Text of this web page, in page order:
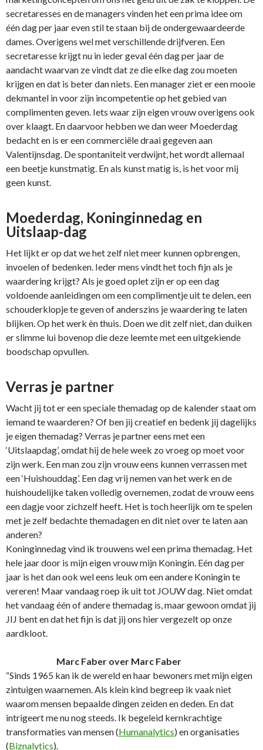
secretaresses en de managers vinden het een prima idee om
één dag per jaar even stil te staan bij de ondergewaardeerde
dames. Overigens wel met verschillende drijfveren. Een
secretaresse krijgt nu in ieder geval één dag per jaar de
aandacht waarvan ze vindt dat ze die elke dag zou moeten
krijgen en dat is beter dan niets. Een manager ziet er een mooie
dekmantel in voor zijn incompetentie op het gebied van
complimenten geven. Iets waar zijn eigen vrouw overigens ook
over klaagt. En daarvoor hebben we dan weer Moederdag
bedacht en is er een commerciële draai gegeven aan
Valentijnsdag. De spontaniteit verdwijnt, het wordt allemaal
een beetje kunstmatig. En als kunst matig is, is het voor mij
geen kunst.
Moederdag, Koninginnedag en
Uitslaap-dag
Het lijkt er op dat we het zelf niet meer kunnen opbrengen,
invoelen of bedenken. Ieder mens vindt het toch fijn als je
waardering krijgt? Als je goed oplet zijn er op een dag
voldoende aanleidingen om een complimentje uit te delen, een
schouderklopje te geven of anderszins je waardering te laten
blijken. Op het werk èn thuis. Doen we dit zelf niet, dan duiken
er slimme lui bovenop die deze leemte met een uitgekiende
boodschap opvullen.
Verras je partner
Wacht jij tot er een speciale themadag op de kalender staat om
iemand te waarderen? Of ben jij creatief en bedenk jij dagelijks
je eigen themadag? Verras je partner eens met een
‘Uitslaapdag’, omdat hij de hele week zo vroeg op moet voor
zijn werk. Een man zou zijn vrouw eens kunnen verrassen met
een ‘Huishouddag’. Een dag vrij nemen van het werk en de
huishoudelijke taken volledig overnemen, zodat de vrouw eens
een dagje voor zichzelf heeft. Het is toch heerlijk om te spelen
met je zelf bedachte themadagen en dit niet over te laten aan
anderen?
Koninginnedag vind ik trouwens wel een prima themadag. Het
hele jaar door is mijn eigen vrouw mijn Koningin. Eén dag per
jaar is het dan ook wel eens leuk om een andere Koningin te
vereren! Maar vandaag roep ik uit tot JOUW dag. Niet omdat
het vandaag één of andere themadag is, maar gewoon omdat jij
JIJ bent en dat het fijn is dat jij ons hier vergezelt op onze
aardkloot.
Marc Faber over Marc Faber
“Sinds 1965 kan ik de wereld en haar bewoners met mijn eigen
zintuigen waarnemen. Als klein kind begreep ik vaak niet
waarom mensen bepaalde dingen zeiden en deden. En dat
intrigeert me nu nog steeds. Ik begeleid kernkrachtige
transformaties van mensen (Humanalytics) en organisaties
(Biznalytics).